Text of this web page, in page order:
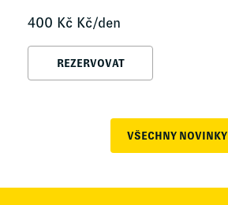
400 Kč Kč/den
REZERVOVAT
VŠECHNY NOVINKY